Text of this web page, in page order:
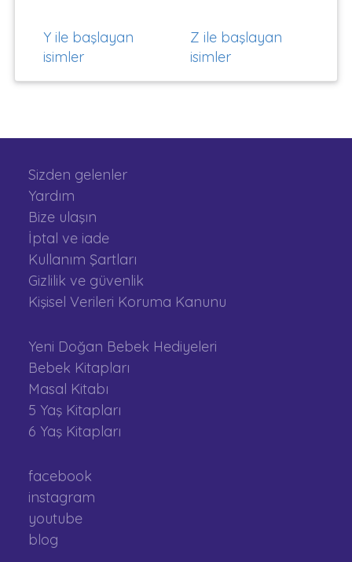
Y ile başlayan
isimler
Z ile başlayan
isimler
Sizden gelenler
Yardım
Bize ulaşın
İptal ve iade
Kullanım Şartları
Gizlilik ve güvenlik
Kişisel Verileri Koruma Kanunu
Yeni Doğan Bebek Hediyeleri
Bebek Kitapları
Masal Kitabı
5 Yaş Kitapları
6 Yaş Kitapları
facebook
instagram
youtube
blog